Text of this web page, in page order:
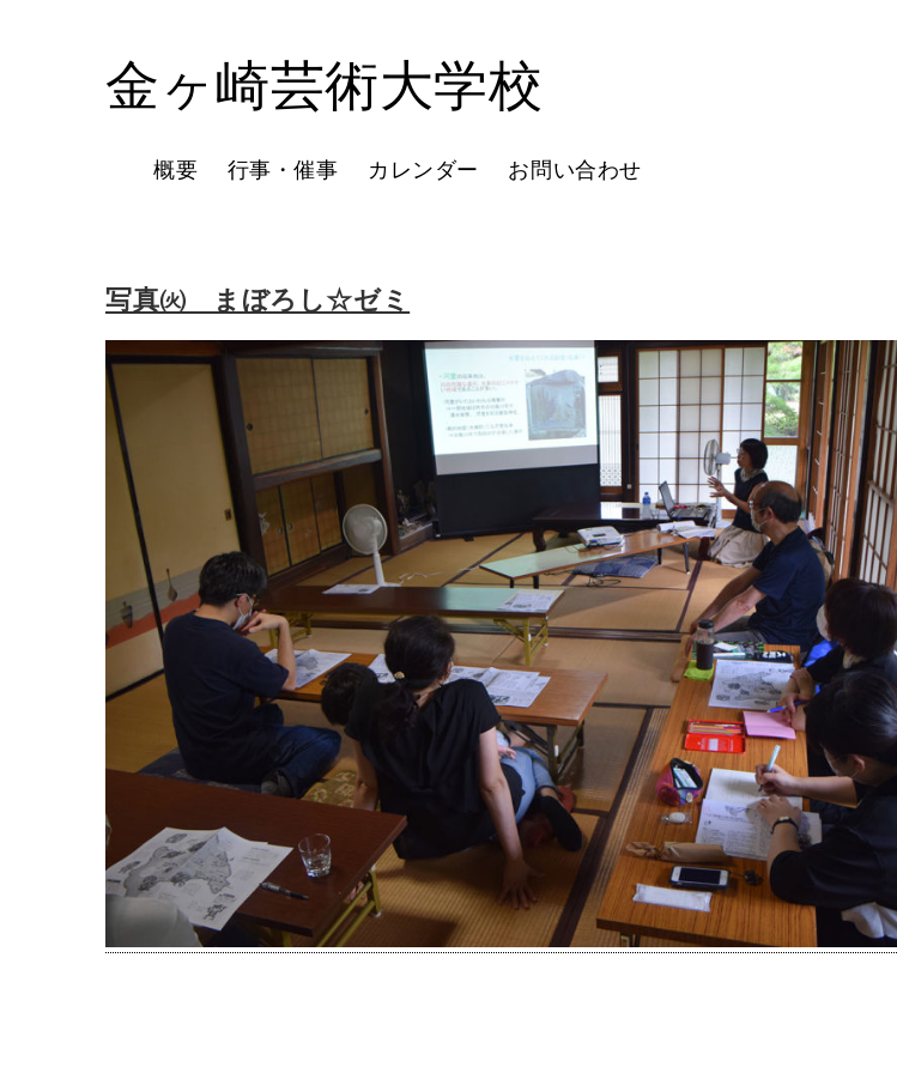
金ヶ崎芸術大学校
概要 行事・催事 カレンダー お問い合わせ
写真㈫ まぼろし☆ゼミ